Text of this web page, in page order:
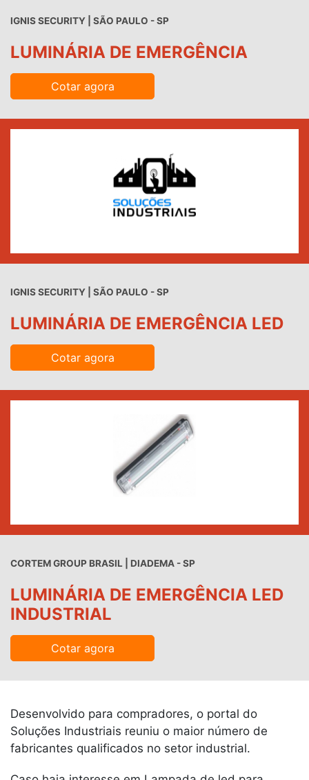
IGNIS SECURITY | SÃO PAULO - SP
LUMINÁRIA DE EMERGÊNCIA
Cotar agora
IGNIS SECURITY | SÃO PAULO - SP
LUMINÁRIA DE EMERGÊNCIA LED
Cotar agora
CORTEM GROUP BRASIL | DIADEMA - SP
LUMINÁRIA DE EMERGÊNCIA LED
INDUSTRIAL
Cotar agora
Desenvolvido para compradores, o portal do
Soluções Industriais reuniu o maior número de
fabricantes qualificados no setor industrial.